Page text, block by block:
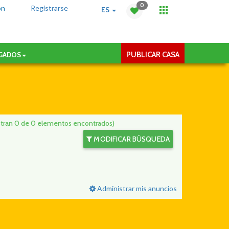
0
ES
Registrarse
PUBLICAR CASA
0 de 0 elementos encontrados)
MODIFICAR BÚSQUEDA
Administrar mis anuncios